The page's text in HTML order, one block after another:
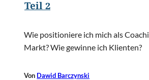
Teil 2
Wie positioniere ich mich als
Markt? Wie gewinne ich Klienten?
Von Dawid Barczynski